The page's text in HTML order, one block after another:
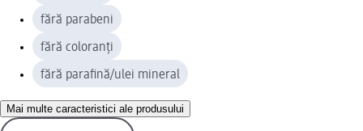
fără parabeni
fără coloranți
fără parafină/ulei mineral
Mai multe caracteristici ale produsului